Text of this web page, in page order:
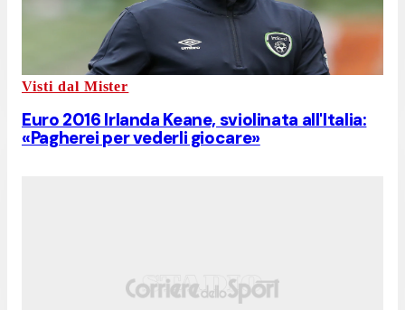
Visti dal Mister
Euro 2016 Irlanda Keane, sviolinata all'Italia:
«Pagherei per vederli giocare»